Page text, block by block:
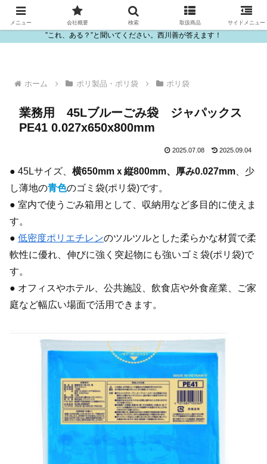
ビニール・プラスチック製品の卸販売は西川善
”これ、ある？”と聞いてください。西川善が答えます！
ホーム ポリ製品・ポリ袋 ポリ袋
業務用 45Lブルーごみ袋 ジャパックス
PE41 0.027x650x800mm
2025.07.08 2025.09.04
● 45Lサイズ、 横650mmｘ縦800mm、厚み0.027mm 、少
し薄地の青色のゴミ袋(ポリ袋)です。
● 室内で使うごみ箱用として、収納用など多目的に使えま
す。
● 低密度ポリエチレンのツルツルとした柔らかな材質で柔
軟性に優れ、伸びに強く突起物にも強いゴミ袋(ポリ袋)で
す。
● オフィスやホテル、公共施設、飲食店や外食産業、ご家
庭など幅広い場面で活用できます。
メニュー 会社概要 検索 取扱商品 サイドメニュー